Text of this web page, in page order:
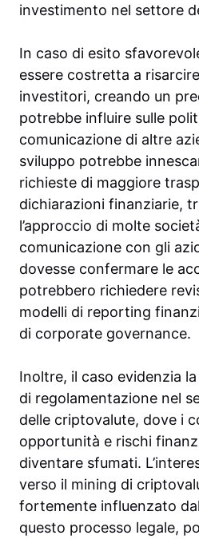
investimento nel settore
In caso di esito
essere costretta a
investitori, creando un
potrebbe influire sulle
comunicazione di altre
sviluppo potrebbe
richieste di maggiore
dichiarazioni finanziarie,
l’approccio di molte
comunicazione con gli
dovesse confermare le
potrebbero richiedere
modelli di reporting
di corporate governance.
Inoltre, il caso evidenzia
di regolamentazione nel
delle criptovalute, dove i
opportunità e rischi
diventare sfumati.
verso il mining di
fortemente influenzato
questo processo legale,